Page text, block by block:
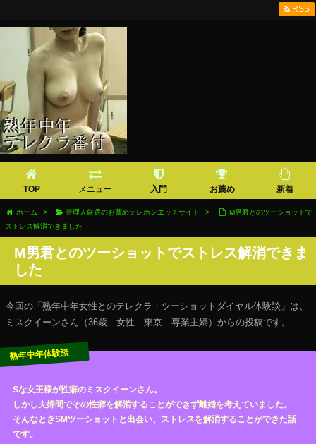
TOP メニュー 入門 お薦め 新着
RSS
ホーム > 管理人厳選のお薦めテレホンエッチサイト >
М男君とのツーショットで
ストレス解消できました
М男君とのツーショットでストレス解消できま
した
今回の「熟年中年女性とのテレクラ・ツーショットダイヤル体験談」は、
ミスクイーンさん（36歳 女性 東京 専業主婦）からの投稿です。
Sな女王様が性癖のミスクイーンさん。
しかし夫婦間でその性癖を解消することができず離婚を考えていました。
そんなときSMツーショットと出会い、ストレスを解消することができた話
です。